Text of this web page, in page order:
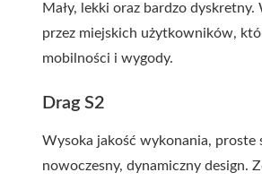
Mały, lekki oraz bardzo dyskretny.
przez miejskich użytkowników,
mobilności i wygody.
Drag S2
Wysoka jakość wykonania, proste
nowoczesny, dynamiczny design.